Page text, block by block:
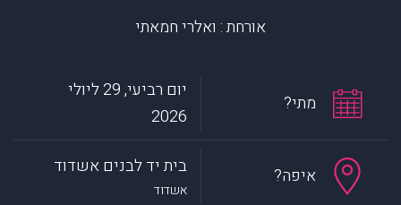
אורחת : ואלרי חמאתי
מתי?
יום רביעי, 29 ליולי
2026
איפה? בית יד לבנים אשדוד
אשדוד